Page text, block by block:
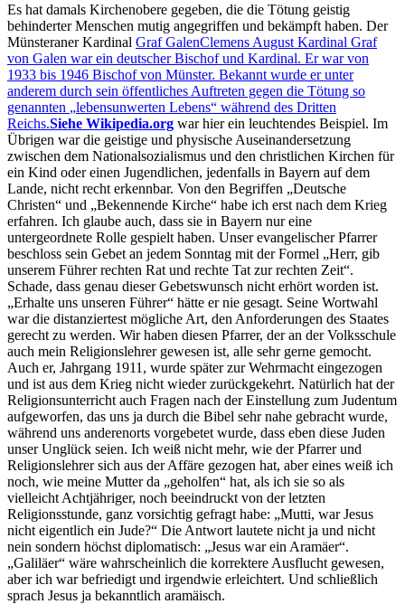
Es hat damals Kirchenobere gegeben, die die Tötung geistig
behinderter Menschen mutig angegriffen und bekämpft haben. Der
Münsteraner Kardinal Graf GalenClemens August Kardinal Graf
von Galen war ein deutscher Bischof und Kardinal. Er war von
1933 bis 1946 Bischof von Münster. Bekannt wurde er unter
anderem durch sein öffentliches Auftreten gegen die Tötung so
genannten
lebensunwerten Lebens
während des Dritten
Reichs.Siehe Wikipedia.org war hier ein leuchtendes Beispiel. Im
Übrigen war die geistige und physische Auseinandersetzung
zwischen dem Nationalsozialismus und den christlichen Kirchen für
ein Kind oder einen Jugendlichen, jedenfalls in Bayern auf dem
Lande, nicht recht erkennbar. Von den Begriffen
Deutsche
Christen
und Bekennende Kirche
habe ich erst nach dem Krieg
erfahren. Ich glaube auch, dass sie in Bayern nur eine
untergeordnete Rolle gespielt haben. Unser evangelischer Pfarrer
beschloss sein Gebet an jedem Sonntag mit der Formel
Herr, gib
unserem Führer rechten Rat und rechte Tat zur rechten Zeit .
Schade, dass genau dieser Gebetswunsch nicht erhört worden ist.
Erhalte uns unseren Führer
hätte er nie gesagt. Seine Wortwahl
war die distanziertest mögliche Art, den Anforderungen des Staates
gerecht zu werden. Wir haben diesen Pfarrer, der an der Volksschule
auch mein Religionslehrer gewesen ist, alle sehr gerne gemocht.
Auch er, Jahrgang 1911, wurde später zur Wehrmacht eingezogen
und ist aus dem Krieg nicht wieder zurückgekehrt. Natürlich hat der
Religionsunterricht auch Fragen nach der Einstellung zum Judentum
aufgeworfen, das uns ja durch die Bibel sehr nahe gebracht wurde,
während uns anderenorts vorgebetet wurde, dass eben diese Juden
unser Unglück seien. Ich weiß nicht mehr, wie der Pfarrer und
Religionslehrer sich aus der Affäre gezogen hat, aber eines weiß ich
noch, wie meine Mutter da
geholfen
hat, als ich sie so als
vielleicht Achtjähriger, noch beeindruckt von der letzten
Religionsstunde, ganz vorsichtig gefragt habe:
Mutti, war Jesus
nicht eigentlich ein Jude?
Die Antwort lautete nicht ja und nicht
nein sondern höchst diplomatisch:
Jesus war ein Aramäer .
Galiläer
wäre wahrscheinlich die korrektere Ausflucht gewesen,
aber ich war befriedigt und irgendwie erleichtert. Und schließlich
sprach Jesus ja bekanntlich aramäisch.